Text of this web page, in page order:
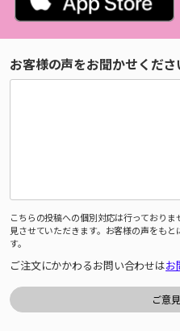
お客様の声をお聞かせくださ
こちらの投稿への個別対応は行っており
見させていただきます。お客様の声をも
す。
ご注文にかかわるお問い合わせはお